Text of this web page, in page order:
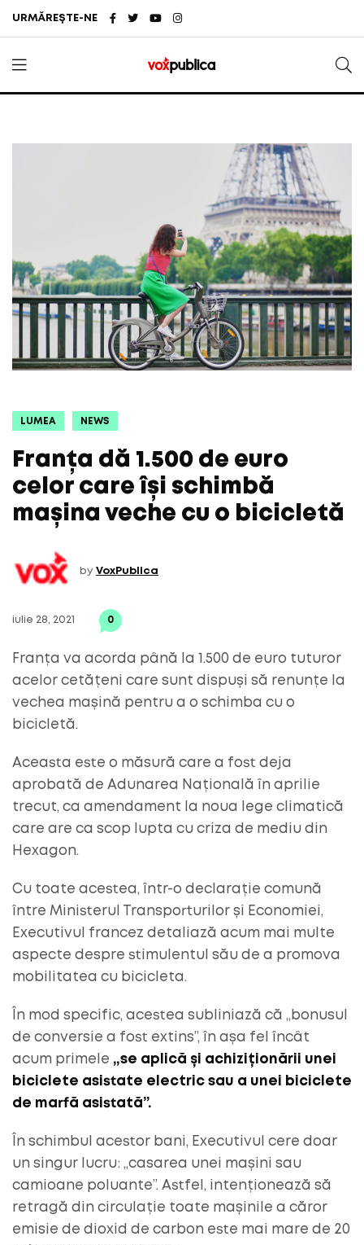
URMĂREȘTE-NE
LUMEA NEWS
Franța dă 1.500 de euro
celor care își schimbă
mașina veche cu o bicicletă
by VoxPublica
iulie 28, 2021 0
Franța va acorda până la 1.500 de euro tuturor
acelor cetățeni care sunt dispuși să renunțe la
vechea mașină pentru a o schimba cu o
bicicletă.
Aceasta este o măsură care a fost deja
aprobată de Adunarea Națională în aprilie
trecut, ca amendament la noua lege climatică
care are ca scop lupta cu criza de mediu din
Hexagon.
Cu toate acestea, într-o declarație comună
între Ministerul Transporturilor și Economiei,
Executivul francez detaliază acum mai multe
aspecte despre stimulentul său de a promova
mobilitatea cu bicicleta.
În mod specific, acestea subliniază că „bonusul
de conversie a fost extins”, în așa fel încât
acum primele „se aplică și achiziționării unei
biciclete asistate electric sau a unei biciclete
de marfă asistată”.
În schimbul acestor bani, Executivul cere doar
un singur lucru: „casarea unei mașini sau
camioane poluante”. Astfel, intenționează să
retragă din circulație toate mașinile a căror
emisie de dioxid de carbon este mai mare de 20